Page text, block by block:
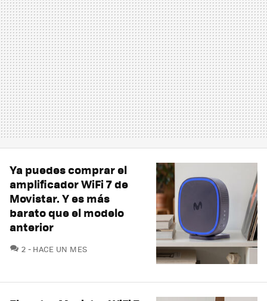
Ya puedes comprar el
amplificador WiFi 7 de
Movistar. Y es más
barato que el modelo
anterior
2 COMENTARIOS
HACE UN MES